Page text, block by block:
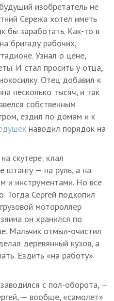
изобретатель не
Сережа хотел иметь
бы заработать. Как-то в
бригаду рабочих,
Узнал о цене,
И стал просить у отца,
Отец добавил к
несколько тысяч, и так
собственным
ездил по домам и к
наводил порядок на
скутере: клал
штангу — на руль, а на
и инструментами. Но все
Тогда Сергей подкопил
мотороллер
он хранился по
Мальчик отмыл-очистил
деревянный кузов, а
Ездить «на работу»
с пол-оборота, —
— вообще, «самолет»